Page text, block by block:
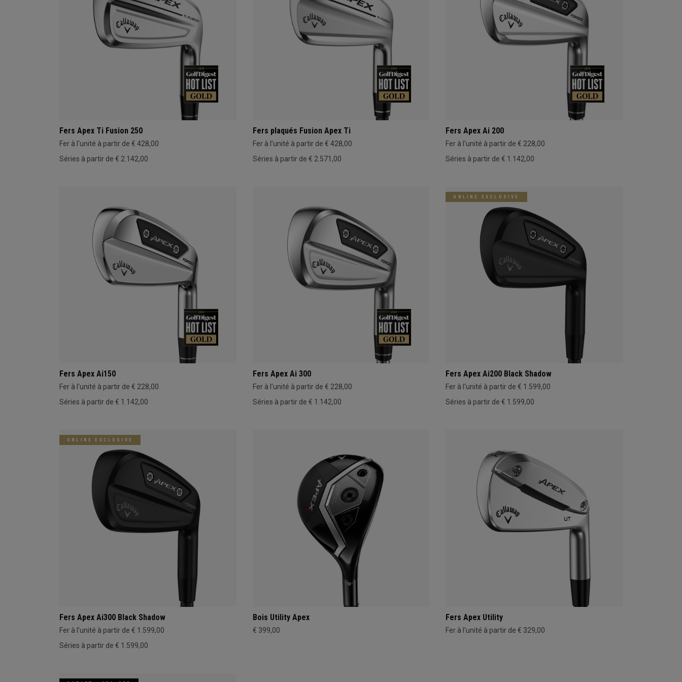
Fers Apex Ti Fusion 250
Fer à l'unité à partir de € 428,00
Séries à partir de € 2.142,00
Fers plaqués Fusion Apex Ti
Fer à l'unité à partir de € 428,00
Séries à partir de € 2.571,00
Fers Apex Ai 200
Fer à l'unité à partir de € 228,00
Séries à partir de € 1.142,00
Fers Apex Ai150
Fer à l'unité à partir de € 228,00
Séries à partir de € 1.142,00
Fers Apex Ai 300
Fer à l'unité à partir de € 228,00
Séries à partir de € 1.142,00
ONLINE EXCLUSIVE
Fers Apex Ai200 Black Shadow
Fer à l'unité à partir de € 1.599,00
Séries à partir de € 1.599,00
ONLINE EXCLUSIVE
Fers Apex Ai300 Black Shadow
Fer à l'unité à partir de € 1.599,00
Séries à partir de € 1.599,00
Bois Utility Apex
€ 399,00
Fers Apex Utility
Fer à l'unité à partir de € 329,00